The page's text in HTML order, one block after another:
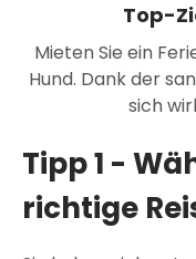
Top-
Mieten Sie ein
Hund. Dank der
sich
Tipp 1 -
richtige